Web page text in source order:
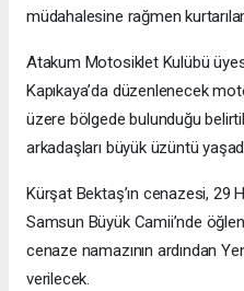
müdahalesine rağmen
Atakum Motosiklet Kulübü
Kapıkaya’da düzenlenecek
üzere bölgede bulunduğu
arkadaşları büyük üzüntü
Kürşat Bektaş’ın cenazesi, 29
Samsun Büyük Camii’nde
cenaze namazının ardından
verilecek.